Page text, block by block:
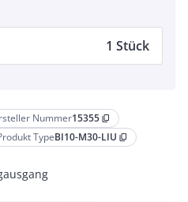
Nummer15355 content_copy
TypeBI10-M30-LIU content_copy
1 Stück